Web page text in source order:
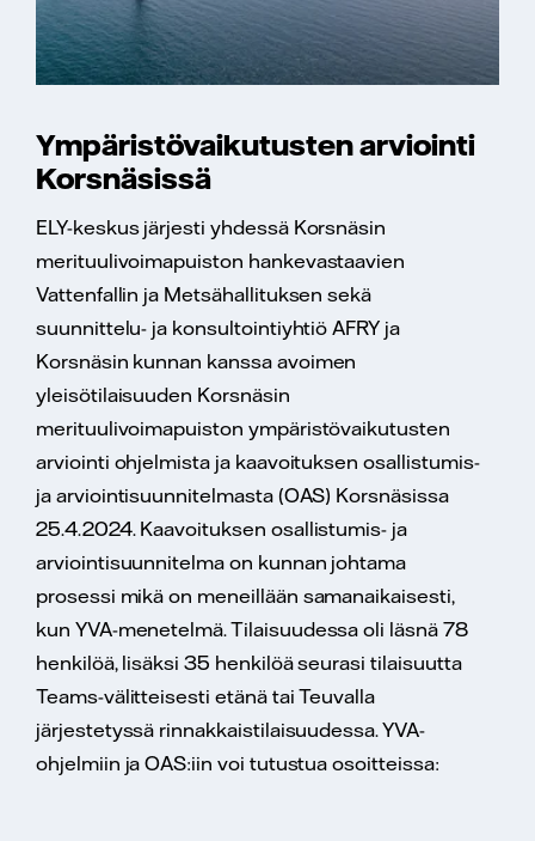
Ympäristövaikutusten arviointi
Korsnäsissä
ELY-keskus järjesti yhdessä Korsnäsin
merituulivoimapuiston hankevastaavien
Vattenfallin ja Metsähallituksen sekä
suunnittelu- ja konsultointiyhtiö AFRY ja
Korsnäsin kunnan kanssa avoimen
yleisötilaisuuden Korsnäsin
merituulivoimapuiston ympäristövaikutusten
arviointi ohjelmista ja kaavoituksen osallistumis-
ja arviointisuunnitelmasta (OAS) Korsnäsissa
25.4.2024. Kaavoituksen osallistumis- ja
arviointisuunnitelma on kunnan johtama
prosessi mikä on meneillään samanaikaisesti,
kun YVA-menetelmä. Tilaisuudessa oli läsnä 78
henkilöä, lisäksi 35 henkilöä seurasi tilaisuutta
Teams-välitteisesti etänä tai Teuvalla
järjestetyssä rinnakkaistilaisuudessa. YVA-
ohjelmiin ja OAS:iin voi tutustua osoitteissa: